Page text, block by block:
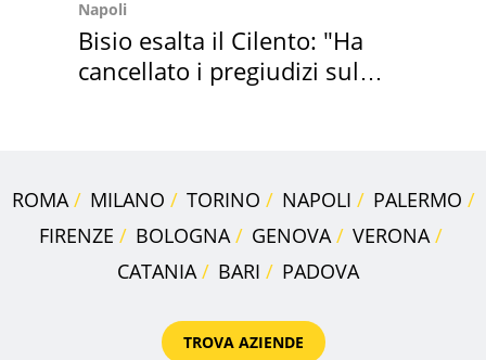
Napoli
Bisio esalta il Cilento: "Ha
cancellato i pregiudizi sul
ROMA MILANO TORINO NAPOLI
PALERMO
FIRENZE
BOLOGNA GENOVA
VERONA
CATANIA
BARI PADOVA
TROVA AZIENDE